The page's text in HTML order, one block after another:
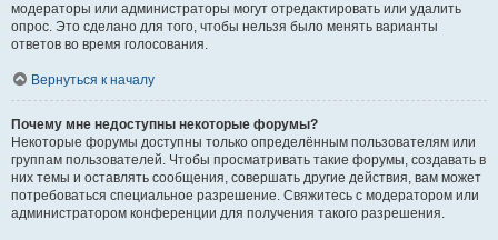
модераторы или администраторы могут отредактировать или удалить
опрос. Это сделано для того, чтобы нельзя было менять варианты
ответов во время голосования.
Вернуться к началу
Почему мне недоступны некоторые форумы?
Некоторые форумы доступны только определённым пользователям или
группам пользователей. Чтобы просматривать такие форумы, создавать в
них темы и оставлять сообщения, совершать другие действия, вам может
потребоваться специальное разрешение. Свяжитесь с модератором или
администратором конференции для получения такого разрешения.